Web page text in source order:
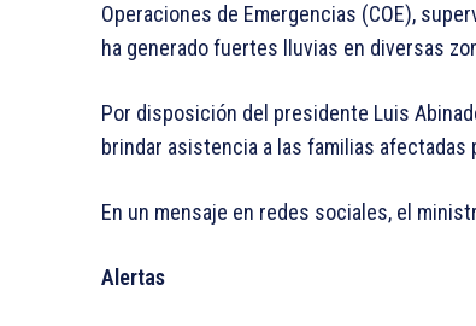
Operaciones de Emergencias (COE),
ha generado fuertes lluvias en diversas
Por disposición del presidente Luis
brindar asistencia a las familias
En un mensaje en redes sociales, el
Alertas